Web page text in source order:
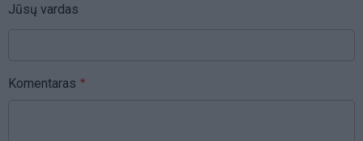
Jūsų vardas
Komentaras